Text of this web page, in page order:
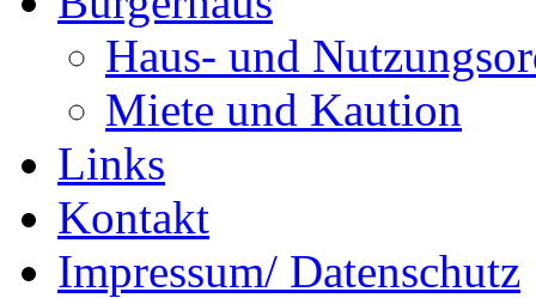
Haus- und
Miete und Kaution
Links
Kontakt
Impressum/ Datenschutz